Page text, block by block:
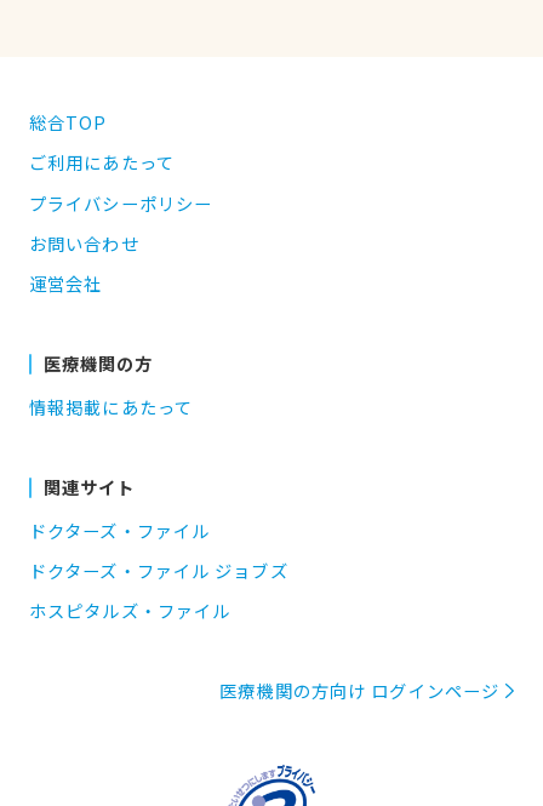
総合TOP
ご利用にあたって
プライバシーポリシー
お問い合わせ
運営会社
医療機関の方
情報掲載にあたって
関連サイト
ドクターズ・ファイル
ドクターズ・ファイル ジョブズ
ホスピタルズ・ファイル
医療機関の方向け ログインページ